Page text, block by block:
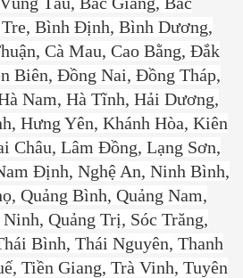
Bình Định, Bình Dương,
Cà Mau, Cao Bằng, Đắk
Biên, Đồng Nai, Đồng Tháp,
Nam, Hà Tĩnh, Hải Dương,
Hưng Yên, Khánh Hòa, Kiên
Châu, Lâm Đồng, Lạng Sơn,
Định, Nghệ An, Ninh Bình,
Quảng Bình, Quảng Nam,
Quảng Trị, Sóc Trăng,
Bình, Thái Nguyên, Thanh
Tiền Giang, Trà Vinh, Tuyên